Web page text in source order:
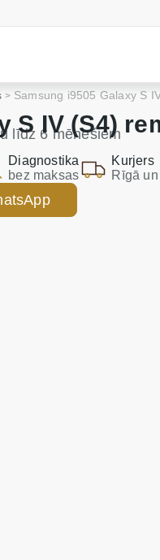
Samsung i9505 Galaxy S
S IV (S4)
līdz 6 mēnešiem
Diagnostika
bez maksas
Kurjers
Rīgā